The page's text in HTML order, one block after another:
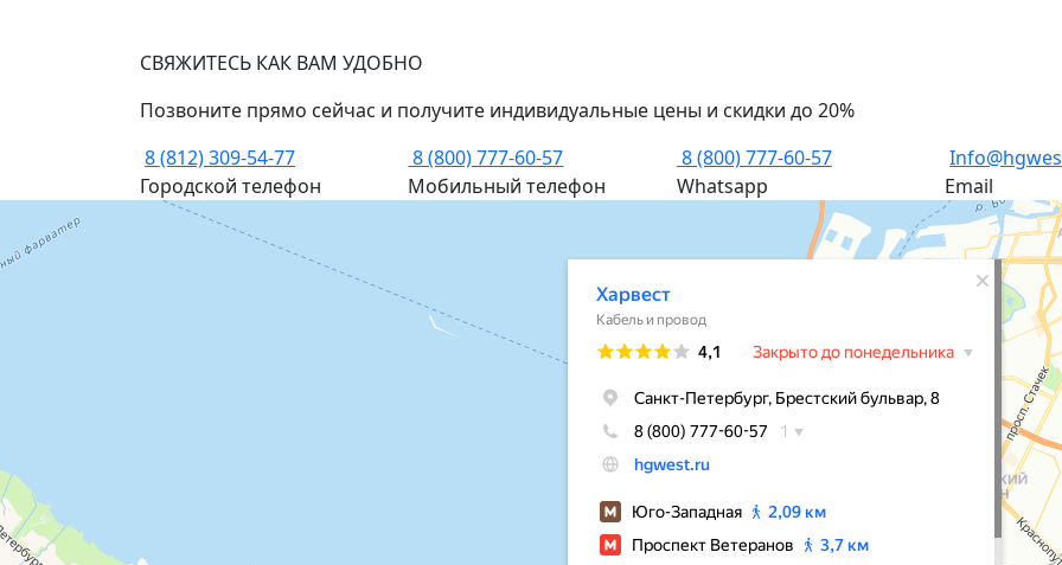
СВЯЖИТЕСЬ КАК ВАМ УДОБНО
Позвоните прямо сейчас и получите индивидуальные цены и скидки до 20%
8 (812) 309-54-77
Городской телефон
8 (800) 777-60-57
Мобильный телефон
8 (800) 777-60-57
Whatsapp
Email